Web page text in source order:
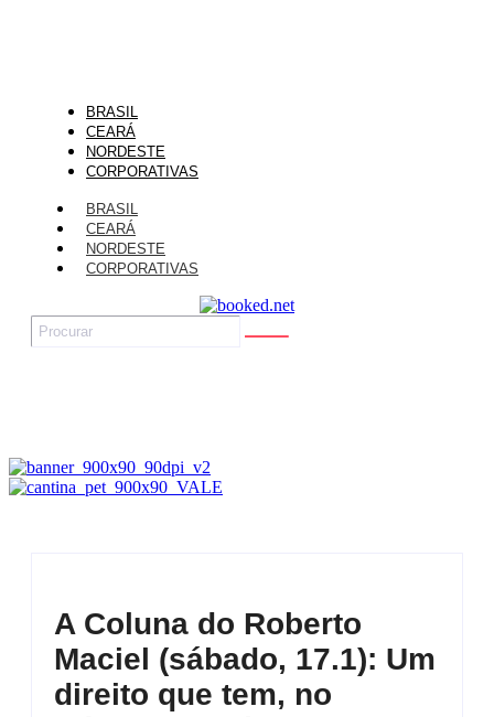
BRASIL
CEARÁ
NORDESTE
CORPORATIVAS
BRASIL
CEARÁ
NORDESTE
CORPORATIVAS
A Coluna do Roberto
Maciel (sábado, 17.1): Um
direito que tem, no